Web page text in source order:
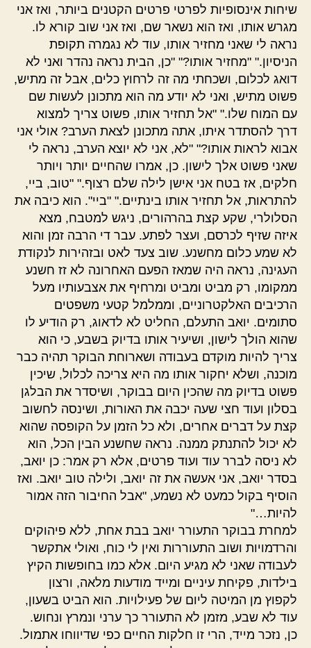
שיחות אינסופיות לפרטי פרטים הקטנים ביותר, ואז אני
מגרש אותו, ואז הוא נשאר שם, ואז אני שוב קורא לו.
נראה לי שאני מחזיר אותו, עוד לא נגמרה תקופת
הניסיון." "מחזיר אותו?" "כן, הבית נראה נהדר ואני לא
דואג לכלום, ושכחתי מה זה לרחוץ כלים, אבל זה מתיש,
פשוט מתיש, ואני לא יודע מה הוא מתכונן לעשות שם
עם המוח שלו." "אל תחזיר אותו, פשוט צריך למצוא
דרך להסתדר איתו, אתה מתכונן לצאת הערב? אולי אני
אבוא לראות אותו?" "לא, אני לא יוצא הערב, נראה לי
שאני פשוט אלך לישון. כן, אמרו שהחיים יותר ויותר
חלקים, אז בטח אני אישן לילה שלם רצוף." "טוב, ביי,
להתראות, אל תחזיר אותו בינתיים." "ביי". הוא כיבה את
הסלולרי, שקע קצת בהרהורים, ניגש למטבח, מצא
איזה שזיף לכרסם, ועצר לפתע. עבר די הרבה זמן והוא
לא שמע כלום מחשנע. שוב צעד לאט ובזהירות לנקודת
העגינה, נראה היה שמאז הפעם האחרונה לא זז חשנע
ממקומו, רק מביט ומביט ומרחיף את אצבעותיו מעל
הרכיבים האלקטרוניים, וממלמל קטעי משפטים
סתומים. יואב התעלם, החליט לא לדאוג, רק הודיע לו
שהוא הולך לישון, ושיעיר אותו בדיוק בשבע, כי הוא
צריך להיות מוקדם בעבודה ושארוחת הבוקר תהיה כבר
מוכנה, ושלא יחקור אותו מה היא צריכה לכלול, שיכין
פשוט בדיוק מה שהכין היום בבוקר, ושיסדר את הבלגן
בסלון ועוד חצי שעה יכבה את האורות, ושינסה לחשוב
קצת על דברים אחרים, ולא כל הזמן על הקופסה שהוא
לא יכול להתנתק ממנה. נראה שחשנע הבין הכל, הוא
לא ניסה לברר עוד ועוד פרטים, אלא רק אמר: כן יואב,
בסדר יואב, אני אעשה את זה יואב, ולילה טוב יואב. ואז
הוסיף בקול כמעט לא נשמע, "אבל החיבור הזה אמור
להיות…"
למחרת בבוקר התעורר יואב בבת אחת, ללא פיהוקים
והרדמויות ושוב התעוררות ואין לי כוח, ואולי אתקשר
לעבודה שאני לא מגיע היום. אלא כמו בחופשות הקיץ
בילדות, פקיחת עיניים ומייד מודעות מלאה, ורצון
לקפוץ מן המיטה ליום של פעילויות. הוא הביט בשעון,
עוד לא שבע, מזמן לא התעורר כך ערני ונמרץ ונחוש.
כן, נזכר מייד, הרי זו חלקות החיים כפי שדיווחו אתמול.